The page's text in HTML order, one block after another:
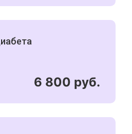
6 800 руб.